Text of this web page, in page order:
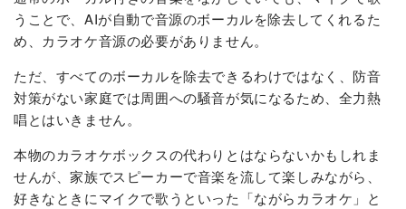
うことで、AIが自動で音源のボーカルを除去してくれるた
め、カラオケ音源の必要がありません。
ただ、すべてのボーカルを除去できるわけではなく、防音
対策がない家庭では周囲への騒音が気になるため、全力熱
唱とはいきません。
本物のカラオケボックスの代わりとはならないかもしれま
せんが、家族でスピーカーで音楽を流して楽しみながら、
好きなときにマイクで歌うといった「ながらカラオケ」と